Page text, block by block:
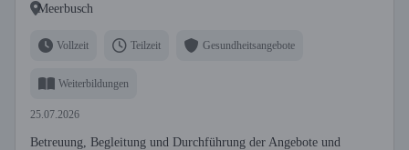
Meerbusch
Vollzeit Teilzeit Gesundheitsangebote
Weiterbildungen
25.07.2026
Betreuung, Begleitung und Durchführung der Angebote und